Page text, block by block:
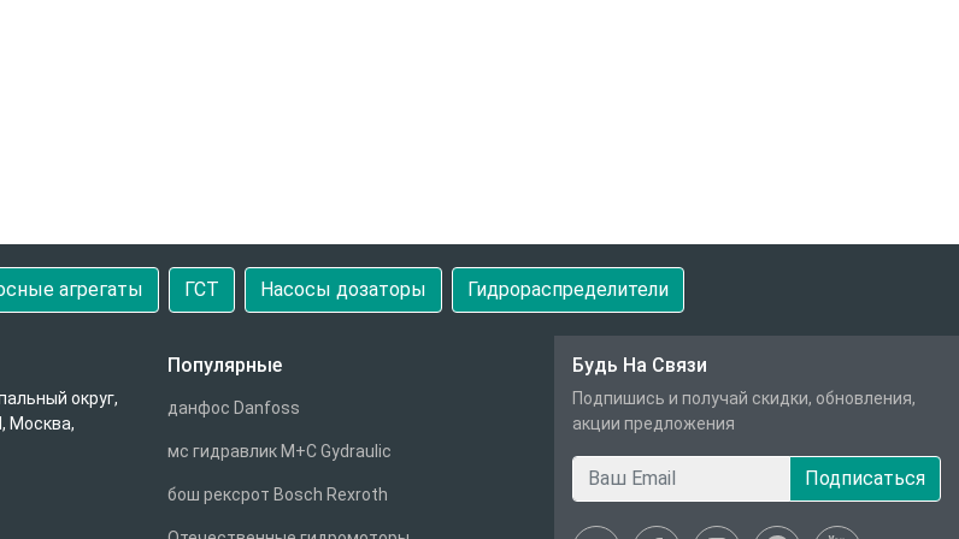
агрегаты ГСТ Насосы дозаторы Гидрораспределители
округ,
Москва,
Популярные
данфос Danfoss
мс гидравлик M+C Gydraulic
бош рексрот Bosch Rexroth
Будь На Связи
Подпишись и получай скидки, обновления,
акции предложения
Подписаться